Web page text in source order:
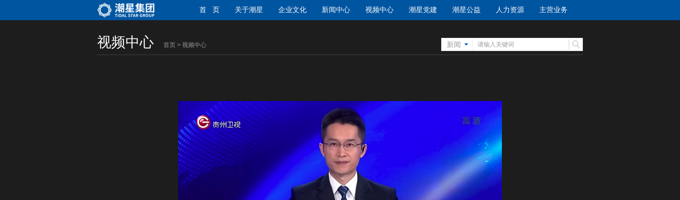
首 页 关于潮星 企业文化 新闻中心 视频中心 潮星党建 潮星公益 人力资源 主营业务
新闻
视频中心 首页 > 视频中心